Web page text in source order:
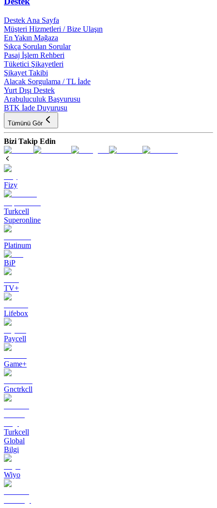
Destek Ana Sayfa
Müşteri Hizmetleri / Bize Ulaşın
En Yakın Mağaza
Sıkça Sorulan Sorular
Pasaj İşlem Rehberi
Tüketici Şikayetleri
Şikayet Takibi
Alacak Sorgulama / TL İade
Yurt Dışı Destek
Arabuluculuk Başvurusu
BTK İade Duyurusu
Tümünü Gör
Bizi Takip Edin
Fizy
Turkcell
Superonline
Platinum
BiP
TV+
Lifebox
Paycell
Game+
Gnctrkcll
Turkcell
Global
Bilgi
Wiyo